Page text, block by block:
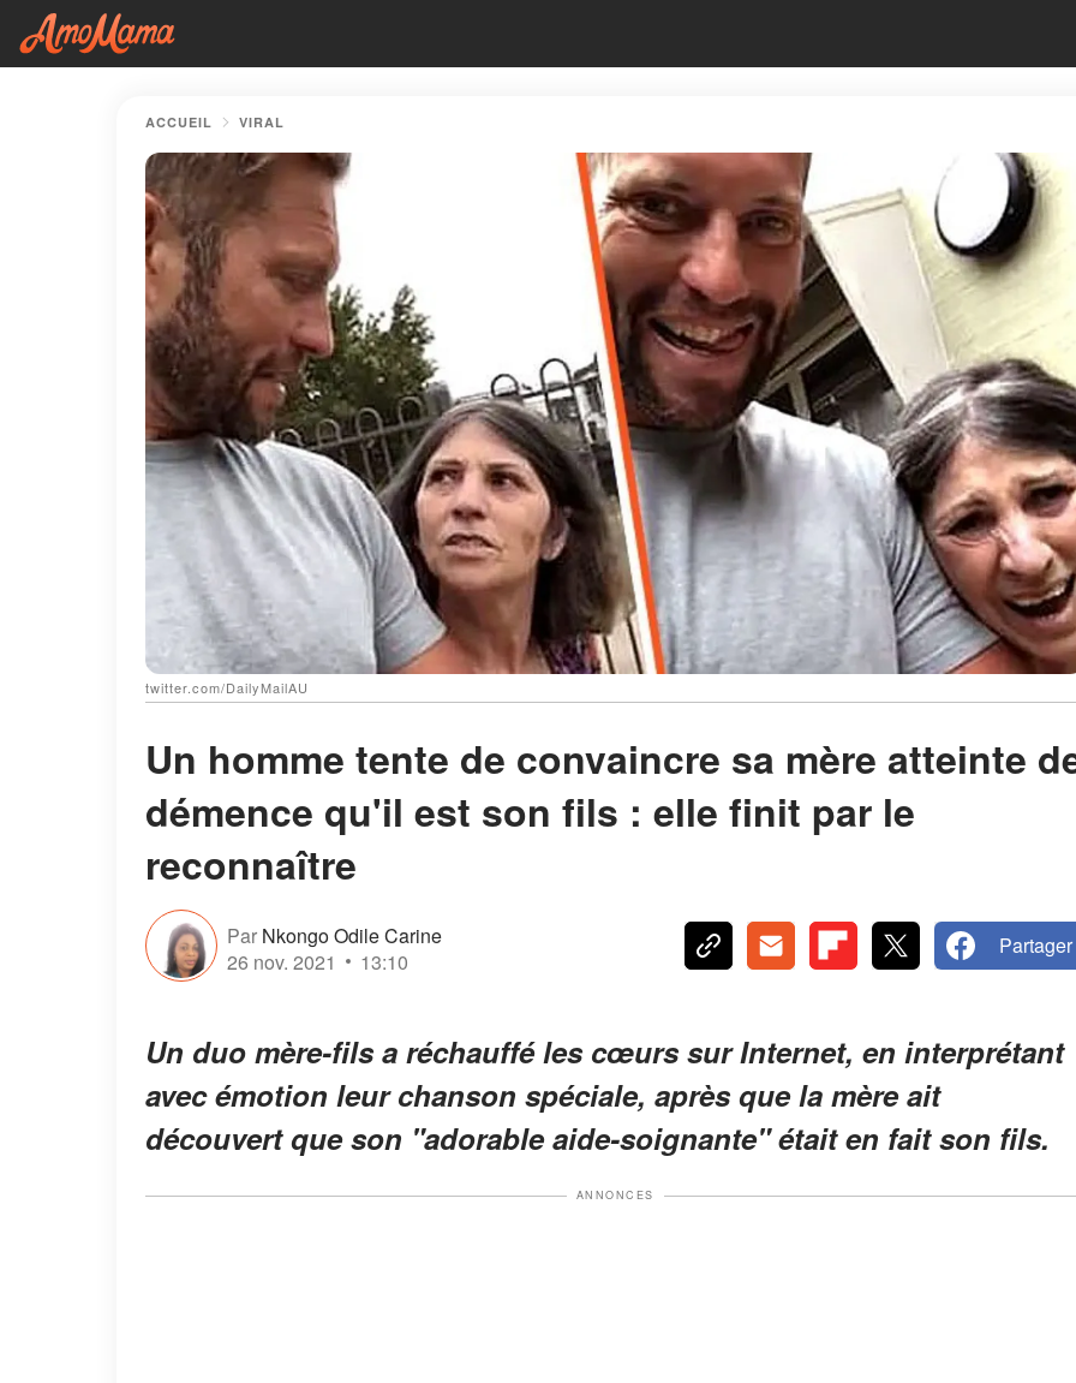
ACCUEIL VIRAL
twitter.com/DailyMailAU
Un homme tente de convaincre sa mère atteinte
démence qu'il est son fils : elle finit par le
reconnaître
Par Nkongo Odile Carine
26 nov. 2021
13:10
Partager
Un duo mère-fils a réchauffé les cœurs sur Internet, en interprétant
avec émotion leur chanson spéciale, après que la mère ait
découvert que son "adorable aide-soignante" était en fait son fils.
ANNONCES